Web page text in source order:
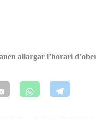
allargar l’horari